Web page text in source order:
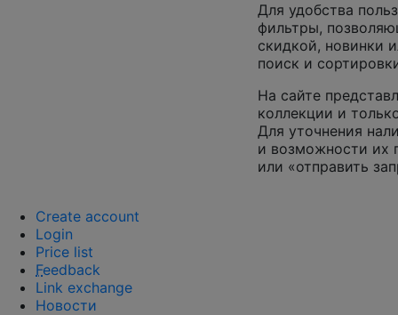
Для удобства
фильтры,
скидкой, новинки
поиск и
На сайте
коллекции и
Для уточнения
и возможности их
или «отправить
Create account
Login
Price list
Feedback
Link exchange
Новости